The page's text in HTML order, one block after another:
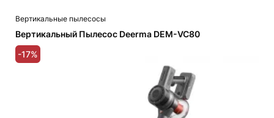
Вертикальные пылесосы
Вертикальный Пылесос Deerma DEM-VC80
-17%